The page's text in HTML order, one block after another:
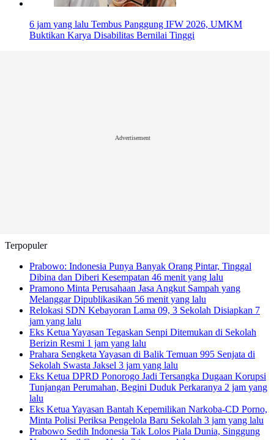
6 jam yang lalu Tembus Panggung IFW 2026, UMKM
Buktikan Karya Disabilitas Bernilai Tinggi
Advertisement
Terpopuler
Prabowo: Indonesia Punya Banyak Orang Pintar, Tinggal
Dibina dan Diberi Kesempatan 46 menit yang lalu
Pramono Minta Perusahaan Jasa Angkut Sampah yang
Melanggar Dipublikasikan 56 menit yang lalu
Relokasi SDN Kebayoran Lama 09, 3 Sekolah Disiapkan 7
jam yang lalu
Eks Ketua Yayasan Tegaskan Senpi Ditemukan di Sekolah
Berizin Resmi 1 jam yang lalu
Prahara Sengketa Yayasan di Balik Temuan 995 Senjata di
Sekolah Swasta Jaksel 3 jam yang lalu
Eks Ketua DPRD Ponorogo Jadi Tersangka Dugaan Korupsi
Tunjangan Perumahan, Begini Duduk Perkaranya 2 jam yang
lalu
Eks Ketua Yayasan Bantah Kepemilikan Narkoba-CD Porno,
Minta Polisi Periksa Pengelola Baru Sekolah 3 jam yang lalu
Prabowo Sedih Indonesia Tak Lolos Piala Dunia, Singgung